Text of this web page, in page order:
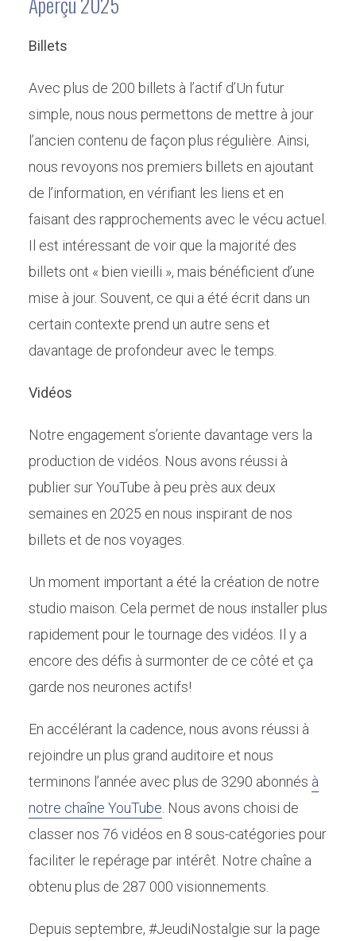
Billets
Avec plus de 200 billets à l’actif d’Un futur
simple, nous nous permettons de mettre à jour
l’ancien contenu de façon plus régulière. Ainsi,
nous revoyons nos premiers billets en ajoutant
de l’information, en vérifiant les liens et en
faisant des rapprochements avec le vécu actuel.
Il est intéressant de voir que la majorité des
billets ont « bien vieilli », mais bénéficient d’une
mise à jour. Souvent, ce qui a été écrit dans un
certain contexte prend un autre sens et
davantage de profondeur avec le temps.
Vidéos
Notre engagement s’oriente davantage vers la
production de vidéos. Nous avons réussi à
publier sur YouTube à peu près aux deux
semaines en 2025 en nous inspirant de nos
billets et de nos voyages.
Un moment important a été la création de notre
studio maison. Cela permet de nous installer plus
rapidement pour le tournage des vidéos. Il y a
encore des défis à surmonter de ce côté et ça
garde nos neurones actifs!
En accélérant la cadence, nous avons réussi à
rejoindre un plus grand auditoire et nous
terminons l’année avec plus de 3290 abonnés à
notre chaîne YouTube . Nous avons choisi de
classer nos 76 vidéos en 8 sous-catégories pour
faciliter le repérage par intérêt. Notre chaîne a
obtenu plus de 287 000 visionnements.
Depuis septembre, #JeudiNostalgie sur la page